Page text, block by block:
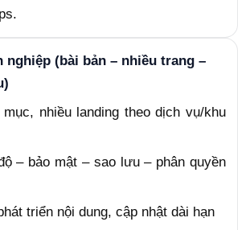
nghiệp (bài bản – nhiều trang –
mục, nhiều landing theo dịch vụ/khu
– bảo mật – sao lưu – phân quyền
triển nội dung, cập nhật dài hạn